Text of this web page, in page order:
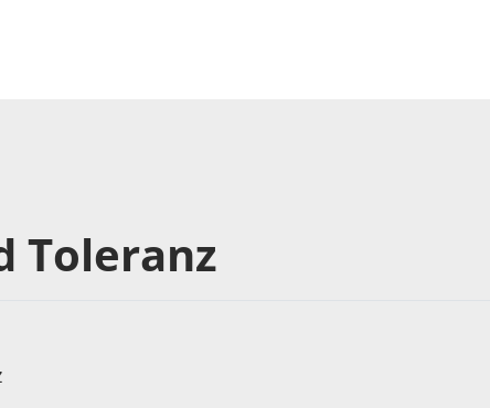
Toleranz